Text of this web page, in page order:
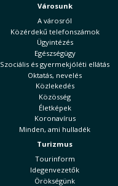
Városunk
A városról
Közérdekű telefonszámok
Ügyintézés
Egészségügy
Szociális és gyermekjóléti ellátás
Oktatás, nevelés
Közlekedés
Közösség
Életképek
Koronavírus
Minden, ami hulladék
Turizmus
Tourinform
Idegenvezetők
Örökségünk